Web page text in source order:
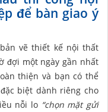
để bàn giao ý
vẽ thiết kế nội thất
đợi một ngày gần nhất
thiện và bạn có thể
biệt dành riêng cho
nỗi lo “chọn mặt gửi